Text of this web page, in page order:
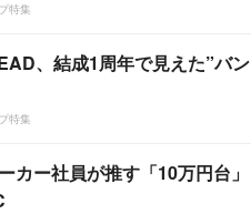
特集
、結成1周年で見えた”バン
特集
カー社員が推す「10万円台」